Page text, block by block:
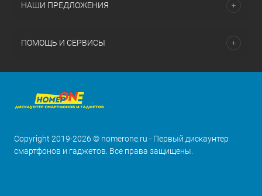
НАШИ ПРЕДЛОЖЕНИЯ
ПОМОЩЬ И СЕРВИСЫ
Copyright 2019-2026 © nomerone.ru - Первый дискаунтер
смартфонов и гаджетов. Все права защищены.